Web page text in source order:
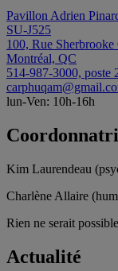
Pavillon Adrien
SU-J525
100, Rue Sherbrooke
Montréal, QC
514-987-3000, poste
lun-Ven: 10h-16h
Kim Laurendeau
Charlène Allaire
Rien ne serait
Actualité